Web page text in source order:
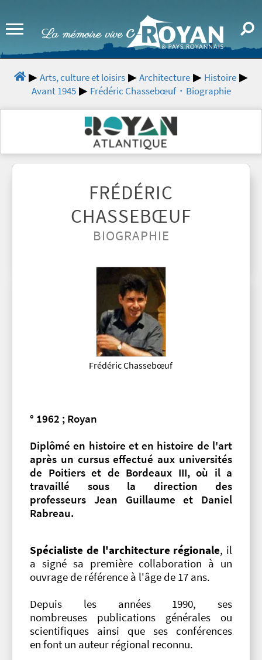
Arts, culture et loisirs Architecture
Histoire
Avant 1945
Frédéric Chassebœuf・Biographie
FRÉDÉRIC
CHASSEBŒUF
BIOGRAPHIE
Frédéric Chassebœuf
° 1962 ; Royan
Diplômé en histoire et en histoire de l'art
après un cursus effectué aux universités
de Poitiers et de Bordeaux III, où il a
travaillé sous la direction des
professeurs Jean Guillaume et Daniel
Rabreau.
Spécialiste de l'architecture régionale, il
a signé sa première collaboration à un
ouvrage de référence à l'âge de 17 ans.
Depuis les années 1990, ses
nombreuses publications générales ou
scientifiques ainsi que ses conférences
en font un auteur régional reconnu.